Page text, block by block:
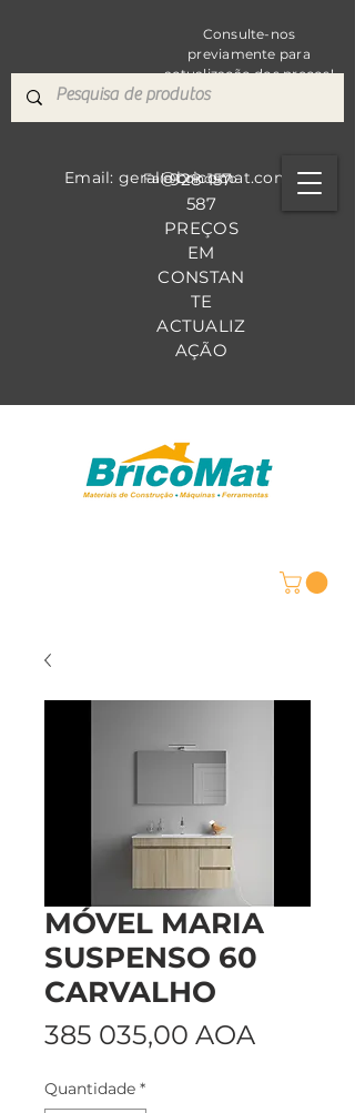
Consulte-nos
previamente para
actualização dos preços!
928 157
587
PREÇOS
EM
CONSTAN
TE
ACTUALIZ
AÇÃO
Fale Conosco
Email: geral@bricomat.com
MÓVEL MARIA
SUSPENSO 60
CARVALHO
385 035,00 AOA
Quantidade *